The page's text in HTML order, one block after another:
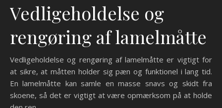
Vedligeholdelse og
rengøring af lamelmåtte
Vedligeholdelse og rengøring af lamelmåtte er vigtigt for
at sikre, at måtten holder sig pæn og funktionel i lang tid.
En lamelmåtte kan samle en masse snavs og skidt fra
skoene, så det er vigtigt at være opmærksom på at holde